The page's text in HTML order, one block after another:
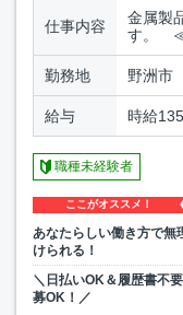
仕事内容
金属製
す。 ≪
勤務地 野洲市
給与 時給
職種未経験者
ここがオススメ！
あなたらしい働き方で無
けられる！
＼日払いOK＆履歴書不
募OK！／